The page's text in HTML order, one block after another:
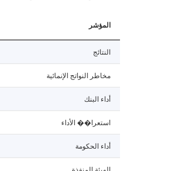
المؤشر
النتائج
مخاطر النواتج الإنمائية
أداء البنك
استعرا�� الأداء
أداء الحكومة